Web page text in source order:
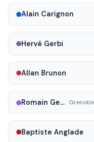
Alain Carignon
Hervé Gerbi
Allan Brunon
Romain Gentil
Baptiste Anglade